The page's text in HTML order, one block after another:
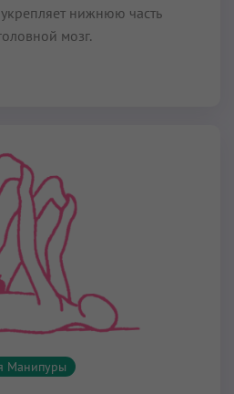
нижнюю часть
мозг.
Манипуры